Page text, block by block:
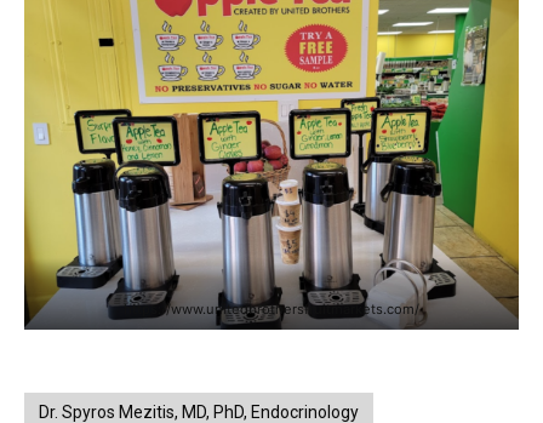
https://www.unitedbrothersfruitmarkets.com/
Dr. Spyros Mezitis, MD, PhD, Endocrinology